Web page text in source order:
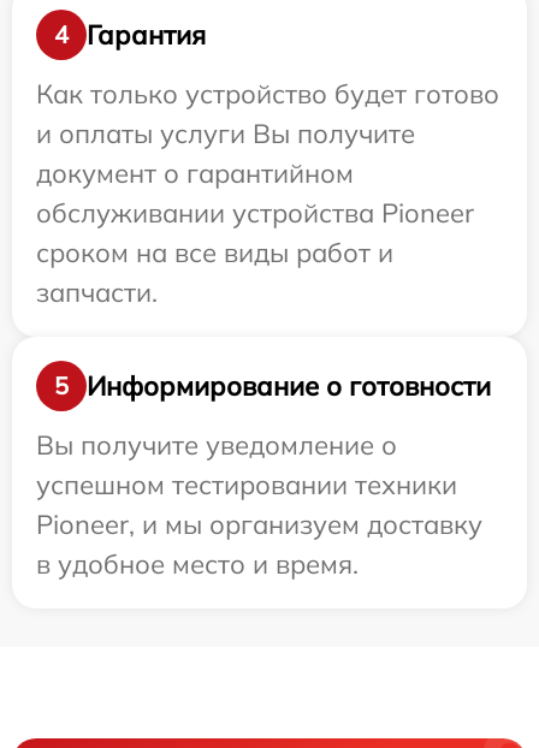
4
Гарантия
Как только устройство будет готово
и оплаты услуги Вы получите
документ о гарантийном
обслуживании устройства Pioneer
сроком на все виды работ и
запчасти.
5
Информирование о готовности
Вы получите уведомление о
успешном тестировании техники
Pioneer, и мы организуем доставку
в удобное место и время.